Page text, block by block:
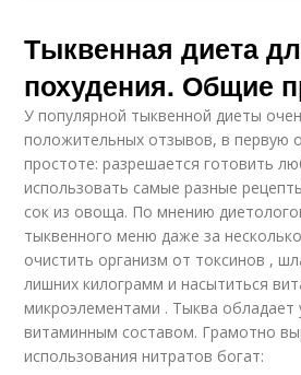
Тыквенная диета
похудения. Общие
У популярной тыквенной диеты
положительных отзывов, в первую
простоте: разрешается готовить
использовать самые разные
сок из овоща. По мнению
тыквенного меню даже за
очистить организм от токсинов ,
лишних килограмм и насытиться
микроэлементами . Тыква обладает
витаминным составом. Грамотно
использования нитратов богат: